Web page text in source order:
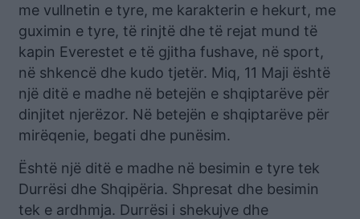
me vullnetin e tyre, me karakterin e hekurt, me
guximin e tyre, të rinjtë dhe të rejat mund të
kapin Everestet e të gjitha fushave, në sport,
në shkencë dhe kudo tjetër. Miq, 11 Maji është
një ditë e madhe në betejën e shqiptarëve për
dinjitet njerëzor. Në betejën e shqiptarëve për
mirëqenie, begati dhe punësim.
Është një ditë e madhe në besimin e tyre tek
Durrësi dhe Shqipëria. Shpresat dhe besimin
tek e ardhmja. Durrësi i shekujve dhe